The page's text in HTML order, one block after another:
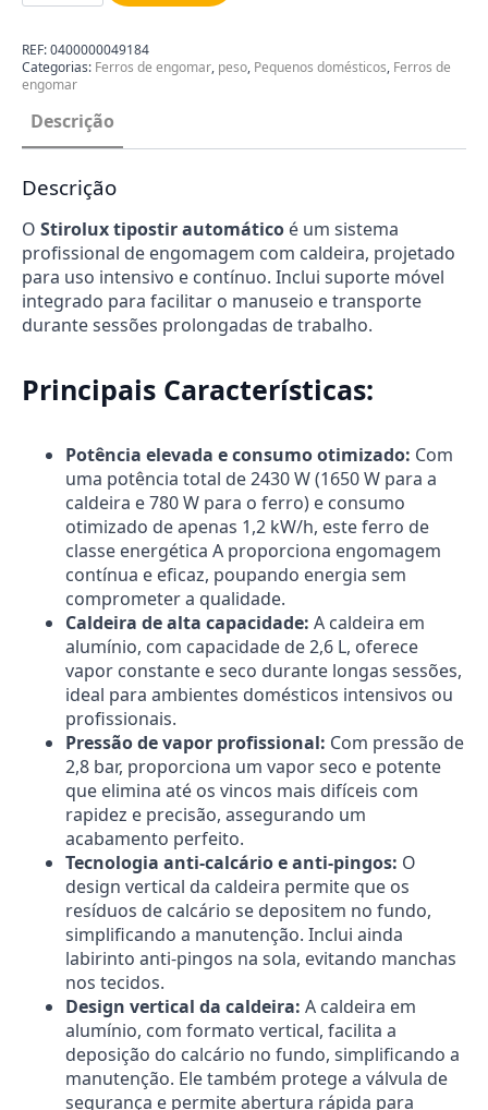
de
Profissional
Tipostir
Automático
com
Rodas
Stirolux
REF:0400000049184
Categorias: Ferros de engomar, peso, Pequenos domésticos, Ferros de
engomar
Descrição
Descrição
O Stirolux tipostir automático é um sistema
profissional de engomagem com caldeira, projetado
para uso intensivo e contínuo. Inclui suporte móvel
integrado para facilitar o manuseio e transporte
durante sessões prolongadas de trabalho.
Principais Características:
Potência elevada e consumo otimizado: Com
uma potência total de 2430 W (1650 W para a
caldeira e 780 W para o ferro) e consumo
otimizado de apenas 1,2 kW/h, este ferro de
classe energética A proporciona engomagem
contínua e eficaz, poupando energia sem
comprometer a qualidade.
Caldeira de alta capacidade: A caldeira em
alumínio, com capacidade de 2,6 L, oferece
vapor constante e seco durante longas sessões,
ideal para ambientes domésticos intensivos ou
profissionais.
Pressão de vapor profissional: Com pressão de
2,8 bar, proporciona um vapor seco e potente
que elimina até os vincos mais difíceis com
rapidez e precisão, assegurando um
acabamento perfeito.
Tecnologia anti-calcário e anti-pingos: O
design vertical da caldeira permite que os
resíduos de calcário se depositem no fundo,
simplificando a manutenção. Inclui ainda
labirinto anti-pingos na sola, evitando manchas
nos tecidos.
Design vertical da caldeira: A caldeira em
alumínio, com formato vertical, facilita a
deposição do calcário no fundo, simplificando a
manutenção. Ele também protege a válvula de
segurança e permite abertura rápida para